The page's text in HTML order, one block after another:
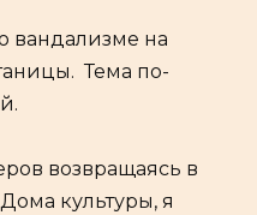
вандализме на
Тема по-
возвращаясь в
культуры, я